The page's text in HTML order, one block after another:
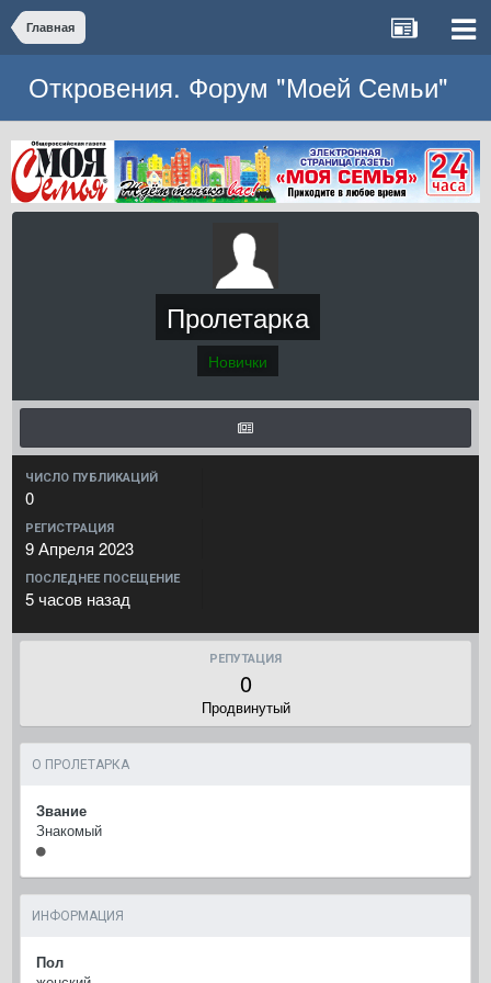
Главная
Откровения. Форум "Моей Семьи"
Пролетарка
Новички
ЧИСЛО ПУБЛИКАЦИЙ
0
РЕГИСТРАЦИЯ
9 Апреля 2023
ПОСЛЕДНЕЕ ПОСЕЩЕНИЕ
5 часов назад
РЕПУТАЦИЯ
0
Продвинутый
О ПРОЛЕТАРКА
Звание
Знакомый
ИНФОРМАЦИЯ
Пол